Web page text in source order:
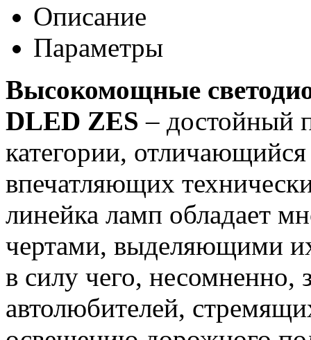
Описание
Параметры
Высокомощные
DLED ZES – достойный
категории,
впечатляющих
линейка ламп обладает
чертами, выделяющими
в силу чего, несомненно,
автолюбителей,